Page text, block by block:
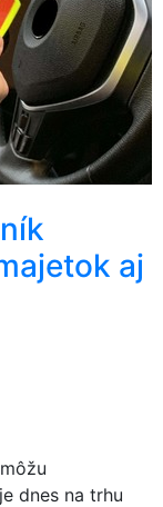
aj
dnes na trhu